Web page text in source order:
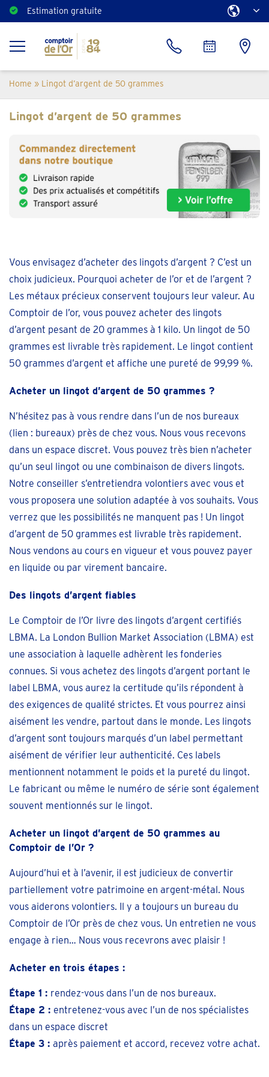
Estimation gratuite
Home » Lingot d’argent de 50 grammes
Lingot d’argent de 50 grammes
Vous envisagez d’acheter des lingots d’argent ? C’est un
choix judicieux. Pourquoi acheter de l’or et de l’argent ?
Les métaux précieux conservent toujours leur valeur. Au
Comptoir de l’or, vous pouvez acheter des lingots
d’argent pesant de 20 grammes à 1 kilo. Un lingot de 50
grammes est livrable très rapidement. Le lingot contient
50 grammes d’argent et affiche une pureté de 99,99 %.
Acheter un lingot d’argent de 50 grammes ?
N’hésitez pas à vous rendre dans l’un de nos bureaux
(lien : bureaux) près de chez vous. Nous vous recevons
dans un espace discret. Vous pouvez très bien n’acheter
qu’un seul lingot ou une combinaison de divers lingots.
Notre conseiller s’entretiendra volontiers avec vous et
vous proposera une solution adaptée à vos souhaits. Vous
verrez que les possibilités ne manquent pas ! Un lingot
d’argent de 50 grammes est livrable très rapidement.
Nous vendons au cours en vigueur et vous pouvez payer
en liquide ou par virement bancaire.
Des lingots d’argent fiables
Le Comptoir de l’Or livre des lingots d’argent certifiés
LBMA. La London Bullion Market Association (LBMA) est
une association à laquelle adhèrent les fonderies
connues. Si vous achetez des lingots d’argent portant le
label LBMA, vous aurez la certitude qu’ils répondent à
des exigences de qualité strictes. Et vous pourrez ainsi
aisément les vendre, partout dans le monde. Les lingots
d’argent sont toujours marqués d’un label permettant
aisément de vérifier leur authenticité. Ces labels
mentionnent notamment le poids et la pureté du lingot.
Le fabricant ou même le numéro de série sont également
souvent mentionnés sur le lingot.
Acheter un lingot d’argent de 50 grammes au
Comptoir de l’Or ?
Aujourd’hui et à l’avenir, il est judicieux de convertir
partiellement votre patrimoine en argent-métal. Nous
vous aiderons volontiers. Il y a toujours un bureau du
Comptoir de l’Or près de chez vous. Un entretien ne vous
engage à rien… Nous vous recevrons avec plaisir !
Acheter en trois étapes :
Étape 1 : rendez-vous dans l’un de nos bureaux.
Étape 2 : entretenez-vous avec l’un de nos spécialistes
dans un espace discret
Étape 3 : après paiement et accord, recevez votre achat.